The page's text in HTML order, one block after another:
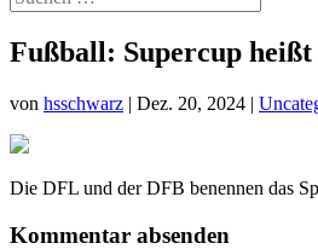
Fußball: Supercup
von hsschwarz | Dez. 20, 2024 |
Die DFL und der DFB benennen das
Kommentar absenden